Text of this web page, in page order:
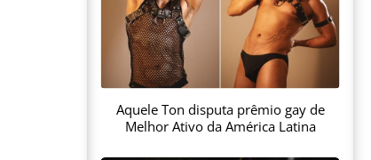
Aquele Ton disputa prêmio gay de
Melhor Ativo da América Latina